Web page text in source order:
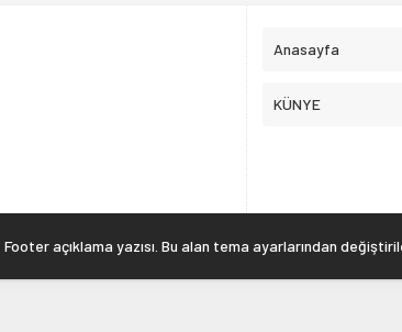
Anasayfa
KÜNYE
Footer açıklama yazısı. Bu alan tema ayarlarından